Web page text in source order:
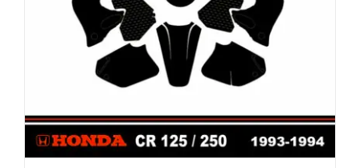
2006
2012
Vector
EPS